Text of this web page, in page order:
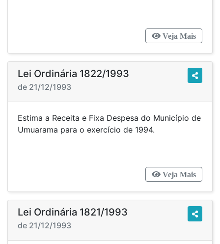
Veja Mais
Lei Ordinária 1822/1993
de 21/12/1993
Estima a Receita e Fixa Despesa do Município de
Umuarama para o exercício de 1994.
Veja Mais
Lei Ordinária 1821/1993
de 21/12/1993